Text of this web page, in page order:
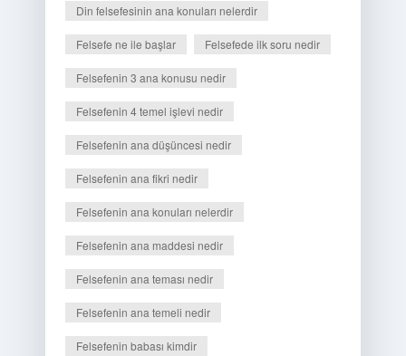
Din felsefesinin ana konuları nelerdir
Felsefe ne ile başlar Felsefede ilk soru nedir
Felsefenin 3 ana konusu nedir
Felsefenin 4 temel işlevi nedir
Felsefenin ana düşüncesi nedir
Felsefenin ana fikri nedir
Felsefenin ana konuları nelerdir
Felsefenin ana maddesi nedir
Felsefenin ana teması nedir
Felsefenin ana temeli nedir
Felsefenin babası kimdir